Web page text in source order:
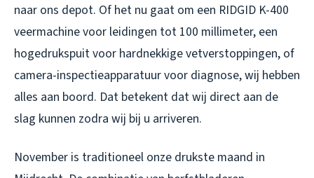
naar ons depot. Of het nu gaat om een RIDGID K-400
veermachine voor leidingen tot 100 millimeter, een
hogedrukspuit voor hardnekkige vetverstoppingen, of
camera-inspectieapparatuur voor diagnose, wij hebben
alles aan boord. Dat betekent dat wij direct aan de
slag kunnen zodra wij bij u arriveren.
November is traditioneel onze drukste maand in